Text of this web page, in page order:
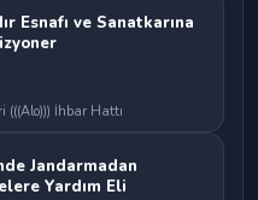
Esnafı ve Sanatkarına
(((Alo))) İhbar Hattı
Jandarmadan
Yardım Eli